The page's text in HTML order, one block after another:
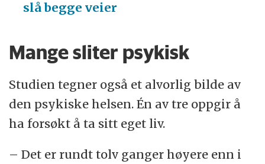
slå begge veier
Mange sliter psykisk
Studien tegner også et alvorlig bilde av
den psykiske helsen. Én av tre oppgir å
ha forsøkt å ta sitt eget liv.
– Det er rundt tolv ganger høyere enn i